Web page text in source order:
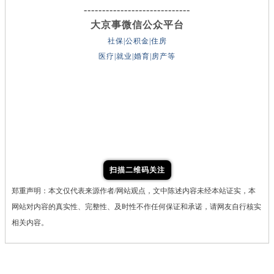
-----------------------------
大京事微信公众平台
社保|公积金|住房
医疗|就业|婚育|房产等
扫描二维码关注
郑重声明：本文仅代表来源作者/网站观点，文中陈述内容未经本站证实，本
网站对内容的真实性、完整性、及时性不作任何保证和承诺，请网友自行核实
相关内容。